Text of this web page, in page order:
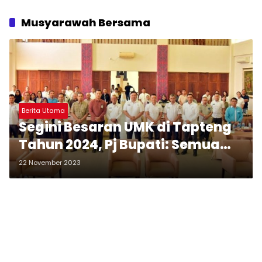
Musyarawah Bersama
Berita Utama
Segini Besaran UMK di Tapteng
Tahun 2024, Pj Bupati: Semua
Harus Menghormatinya
22 November 2023